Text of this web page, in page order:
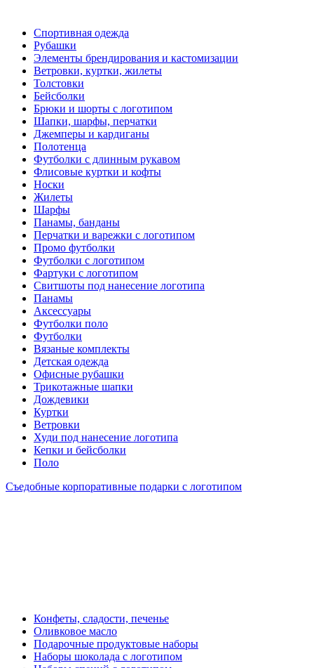
Спортивная одежда
Рубашки
Элементы брендирования и кастомизации
Ветровки, куртки, жилеты
Толстовки
Бейсболки
Брюки и шорты с логотипом
Шапки, шарфы, перчатки
Джемперы и кардиганы
Полотенца
Футболки с длинным рукавом
Флисовые куртки и кофты
Носки
Жилеты
Шарфы
Панамы, банданы
Перчатки и варежки с логотипом
Промо футболки
Футболки с логотипом
Фартуки с логотипом
Свитшоты под нанесение логотипа
Панамы
Аксессуары
Футболки поло
Футболки
Вязаные комплекты
Детская одежда
Офисные рубашки
Трикотажные шапки
Дождевики
Куртки
Ветровки
Худи под нанесение логотипа
Кепки и бейсболки
Поло
Съедобные корпоративные подарки с логотипом
Конфеты, сладости, печенье
Оливковое масло
Подарочные продуктовые наборы
Наборы шоколада с логотипом